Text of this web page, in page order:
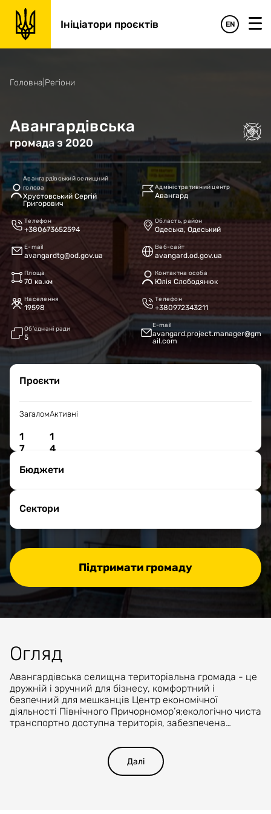
Ініціатори проєктів EN
Головна Регіони
Авангардівська
громадаз2020
Авангардівський селищний
голова
Хрустовський Сергій
Григорович
Адміністративний центр
Авангард
Телефон
+380673652594
Область, район
Одеська, Одеський
E-mail
avangardtg@od.gov.ua
Веб-сайт
avangard.od.gov.ua
Площа
70 кв.км
Контактна особа
Юлія Слободянюк
Населення
19598
Телефон
+380972343211
Об’єднані ради
5
E-mail
avangard.project.manager@gm
ail.com
Проєкти
Загалом
1
7
Активні
1
4
Бюджети
Сектори
Підтримати громаду
Огляд
Авангардівська селищна територіальна громада - це
дружній і зручний для бізнесу, комфортний і
безпечний для мешканців Центр економічної
діяльності Північного Причорномор’я;екологічно чиста
транспортно доступна територія, забезпечена
Це громада з рівними умовами для всіх підприємств,
яка пишається своїми людьми, їхнім культурним та
спортивним розмаїттям.
Далі